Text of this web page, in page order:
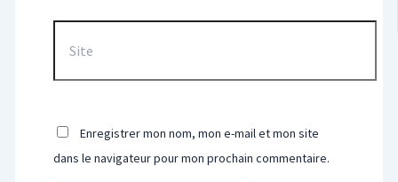
Enregistrer mon nom, mon e-mail et mon site
dans le navigateur pour mon prochain commentaire.